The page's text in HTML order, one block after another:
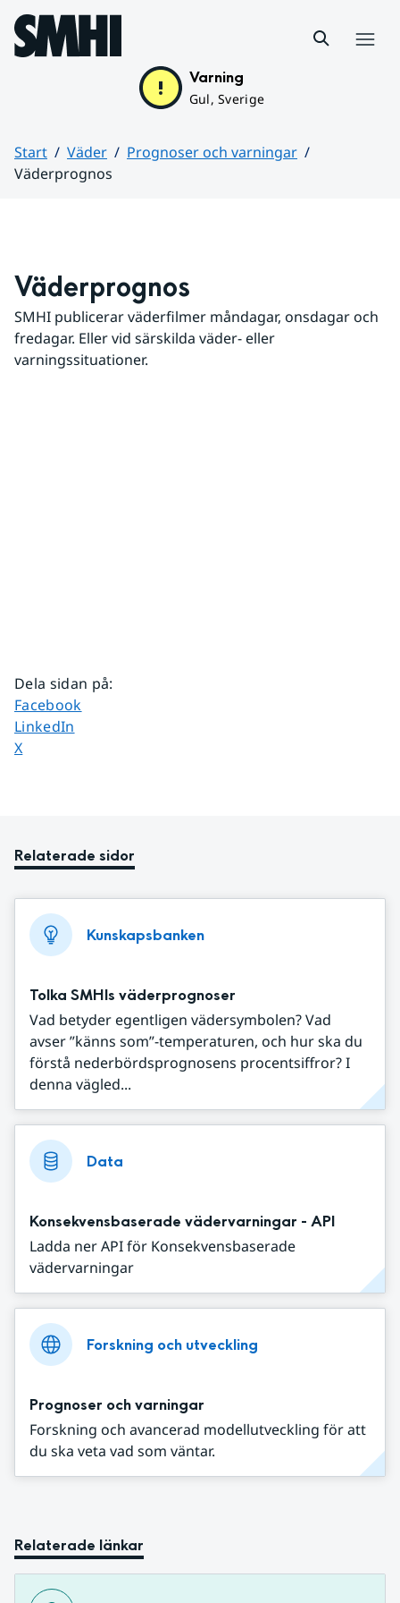
Hoppa till sidans innehåll
Varning
Gul, Sverige
Start Väder
Prognoser och varningar
Väderprognos
Väderprognos
SMHI publicerar väderfilmer måndagar, onsdagar och
fredagar. Eller vid särskilda väder- eller
varningssituationer.
Dela sidan på:
Dela sidan på
Facebook
Dela sidan på
LinkedIn
Dela sidan på
X
Relaterade sidor
Kunskapsbanken
Tolka SMHIs väderprognoser
Vad betyder egentligen vädersymbolen? Vad
avser ”känns som”-temperaturen, och hur ska du
förstå nederbördsprognosens procentsiffror? I
denna vägled...
Data
Konsekvensbaserade vädervarningar - API
Ladda ner API för Konsekvensbaserade
vädervarningar
Forskning och utveckling
Prognoser och varningar
Forskning och avancerad modellutveckling för att
du ska veta vad som väntar.
Relaterade länkar